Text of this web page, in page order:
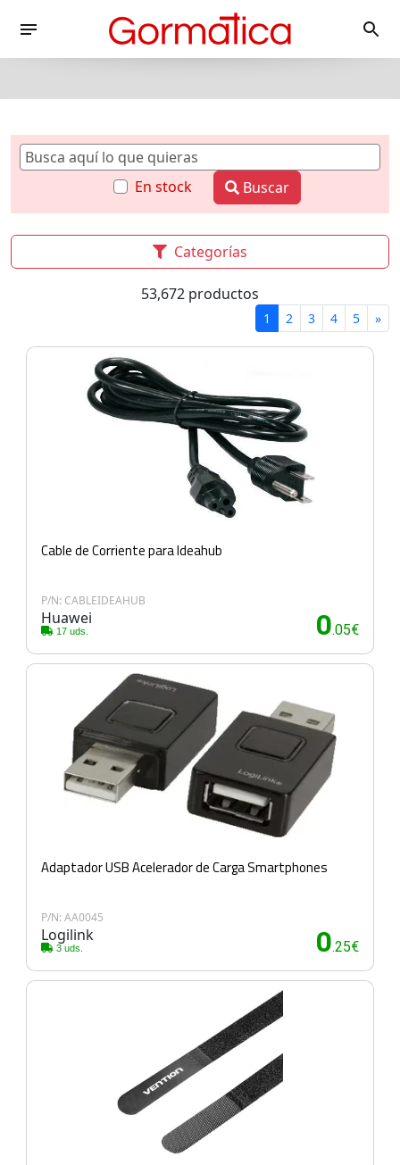
En stock Buscar
Categorías
53,672 productos
1 2 3 4 5 »
Cable de Corriente para Ideahub
P/N: CABLEIDEAHUB
Huawei
17 uds. 0.05€
Adaptador USB Acelerador de Carga Smartphones
P/N: AA0045
Logilink
3 uds. 0.25€